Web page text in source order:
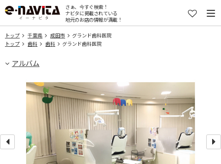
さぁ、今すぐ検索！
ナビタに掲載されている
地元のお店の情報が満載！
トップ 千葉県 成田市
グランド歯科医院
トップ
歯科 歯科 グランド歯科医院
アルバム